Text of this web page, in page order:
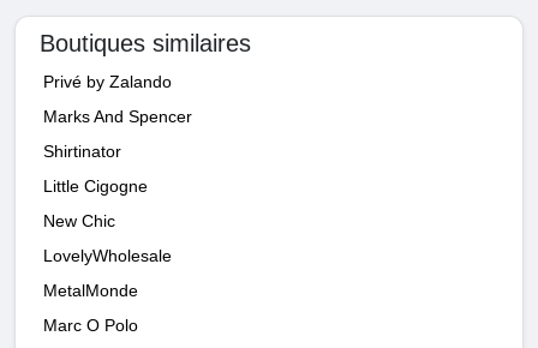
Boutiques similaires
Privé by Zalando
Marks And Spencer
Shirtinator
Little Cigogne
New Chic
LovelyWholesale
MetalMonde
Marc O Polo